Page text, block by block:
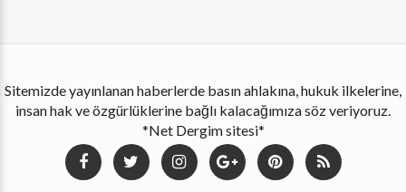
Sitemizde yayınlanan haberlerde basın ahlakına, hukuk ilkelerine,
insan hak ve özgürlüklerine bağlı kalacağımıza söz veriyoruz.
*Net Dergim sitesi*